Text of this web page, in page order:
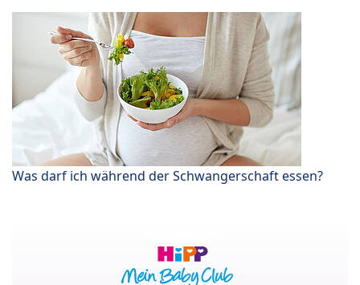
Was darf ich während der Schwangerschaft essen?